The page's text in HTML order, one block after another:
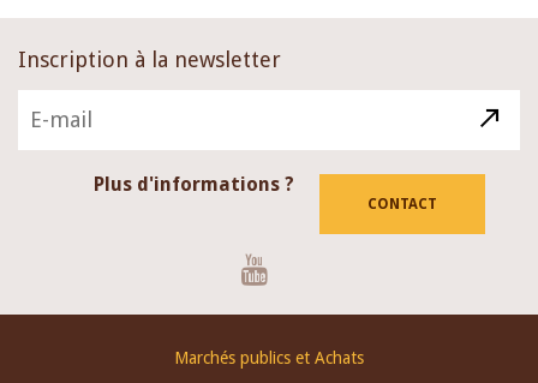
Inscription à la newsletter
Plus d'informations ?
CONTACT
Marchés publics et Achats